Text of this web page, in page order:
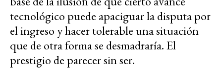
tecnológico puede apaciguar la disputa por
el ingreso y hacer tolerable una situación
que de otra forma se desmadraría. El
prestigio de parecer sin ser.